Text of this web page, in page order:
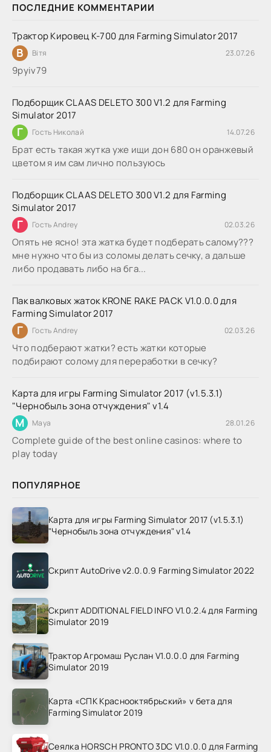
ПОСЛЕДНИЕ КОММЕНТАРИИ
Трактор Кировец К-700 для Farming Simulator 2017
В Вітя 23.07.26
9руіv79
Подборщик CLAAS DELETO 300 V1.2 для Farming
Simulator 2017
Г Гость Николай 14.07.26
Брат есть такая жутка уже ищи дон 680 он оранжевый
цветом я им сам лично пользуюсь
Подборщик CLAAS DELETO 300 V1.2 для Farming
Simulator 2017
Г Гость Andrey 02.03.26
Опять не ясно! эта жатка будет подберать салому???
мне нужно что бы из соломы делать сечку, а дальше
либо продавать либо на бга...
Пак валковых жаток KRONE RAKE PACK V1.0.0.0 для
Farming Simulator 2017
Г Гость Andrey 02.03.26
Что подберают жатки? есть жатки которые
подбирают солому для переработки в сечку?
Карта для игры Farming Simulator 2017 (v1.5.3.1)
"Чернобыль зона отчуждения" v1.4
M Maya 28.01.26
Complete guide of the best online casinos: where to
play today
ПОПУЛЯРНОЕ
Карта для игры Farming Simulator 2017 (v1.5.3.1)
"Чернобыль зона отчуждения" v1.4
Скрипт AutoDrive v2.0.0.9 Farming Simulator 2022
Скрипт ADDITIONAL FIELD INFO V1.0.2.4 для Farming
Simulator 2019
Трактор Агромаш Руслан V1.0.0.0 для Farming
Simulator 2019
Карта «СПК Краснооктябрьский» v бета для
Farming Simulator 2019
Сеялка HORSCH PRONTO 3DC V1.0.0.0 для Farming